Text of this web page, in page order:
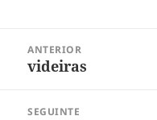
ANTERIOR
Post
videiras
SEGUINTE